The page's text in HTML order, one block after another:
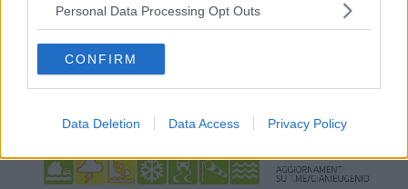
Personal Data Processing Opt Outs
CONFIRM
Data Deletion Data Access Privacy Policy